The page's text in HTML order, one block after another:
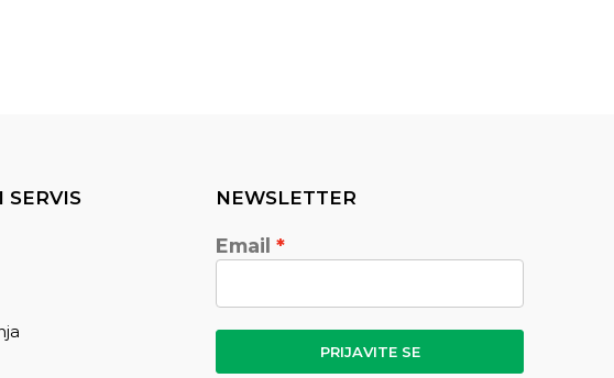
SERVIS NEWSLETTER
Email
PRIJAVITE SE